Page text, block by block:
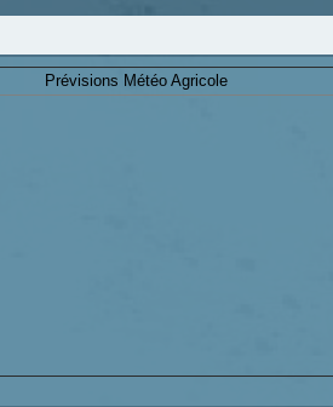
Prévisions Météo Agricole